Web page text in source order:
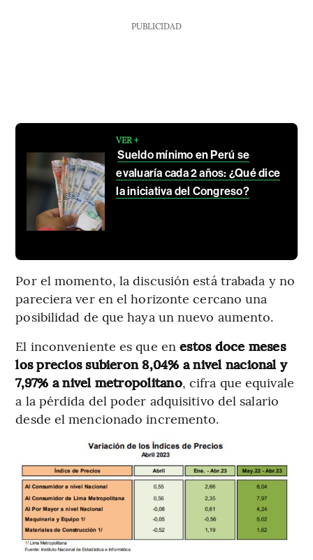
PUBLICIDAD
VER +
Sueldo mínimo en Perú se
evaluaría cada 2 años: ¿Qué dice
la iniciativa del Congreso?
Por el momento, la discusión está trabada y no
pareciera ver en el horizonte cercano una
posibilidad de que haya un nuevo aumento.
El inconveniente es que enestos doce meses
los precios subieron 8,04% a nivel nacional y
7,97% a nivel metropolitano, cifra que equivale
a la pérdida del poder adquisitivo del salario
desde el mencionado incremento.